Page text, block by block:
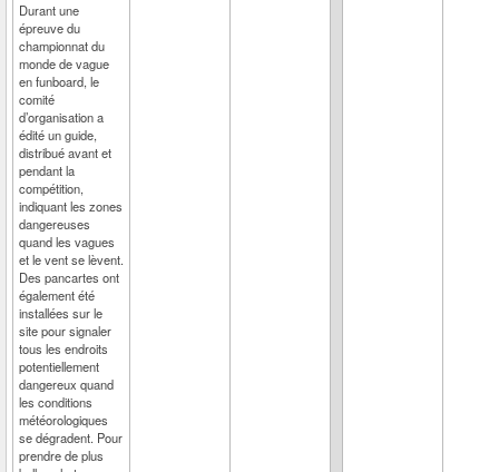
Durant une
épreuve du
championnat du
monde de vague
en funboard, le
comité
d’organisation a
édité un guide,
distribué avant et
pendant la
compétition,
indiquant les zones
dangereuses
quand les vagues
et le vent se lèvent.
Des pancartes ont
également été
installées sur le
site pour signaler
tous les endroits
potentiellement
dangereux quand
les conditions
météorologiques
se dégradent. Pour
prendre de plus